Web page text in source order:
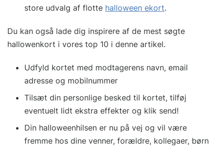
store udvalg af flotte halloween ekort.
Du kan også lade dig inspirere af de mest søgte
hallowenkort i vores top 10 i denne artikel.
Udfyld kortet med modtagerens navn, email
adresse og mobilnummer
Tilsæt din personlige besked til kortet, tilføj
eventuelt lidt ekstra effekter og klik send!
Din halloweenhilsen er nu på vej og vil være
fremme hos dine venner, forældre, kollegaer, børn